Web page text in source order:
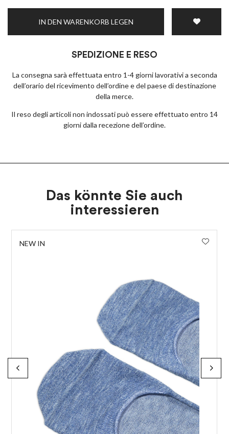
IN DEN WARENKORB LEGEN
SPEDIZIONE E RESO
La consegna sarà effettuata entro 1-4 giorni lavorativi a seconda
dell’orario del ricevimento dell’ordine e del paese di destinazione
della merce.
Il reso degli articoli non indossati può essere effettuato entro 14
giorni dalla recezione dell’ordine.
Das könnte Sie auch
interessieren
NEW IN